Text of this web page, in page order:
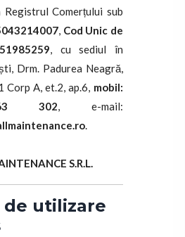
Comerțului sub
, Cod Unic de
, cu sediul în
Drm. Padurea Neagră,
Corp A, et.2, ap.6, mobil:
302, e-mail:
.
S.R.L.
de utilizare